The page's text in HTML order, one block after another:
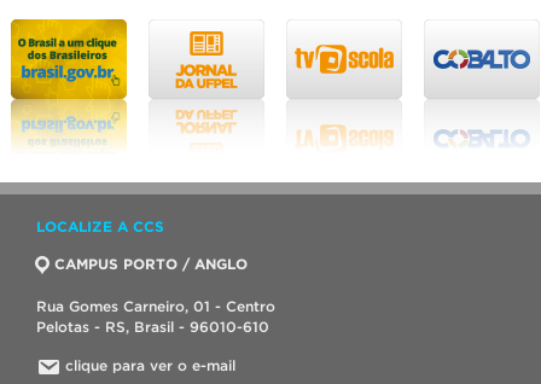
LOCALIZE A CCS
CAMPUS PORTO / ANGLO
Rua Gomes Carneiro, 01 - Centro
Pelotas - RS, Brasil - 96010-610
clique para ver o e-mail